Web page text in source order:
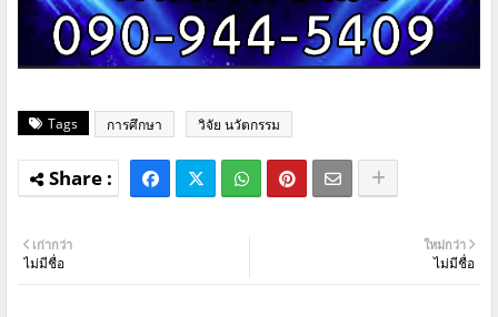
Tags การศึกษา วิจัย นวัตกรรม
ใหม่กว่า
ไม่มีชื่อ
เก่ากว่า
ไม่มีชื่อ